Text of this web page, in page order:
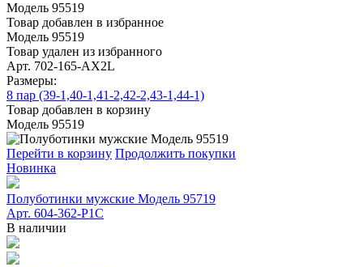
Модель 95519
Товар добавлен в избранное
Модель 95519
Товар удален из избранного
Арт. 702-165-АХ2L
Размеры:
8 пар (39-1,40-1,41-2,42-2,43-1,44-1)
Товар добавлен в корзину
Модель 95519
Перейти в корзину Продолжить покупки
Новинка
Полуботинки мужские Модель 95719
Арт. 604-362-Р1С
В наличии